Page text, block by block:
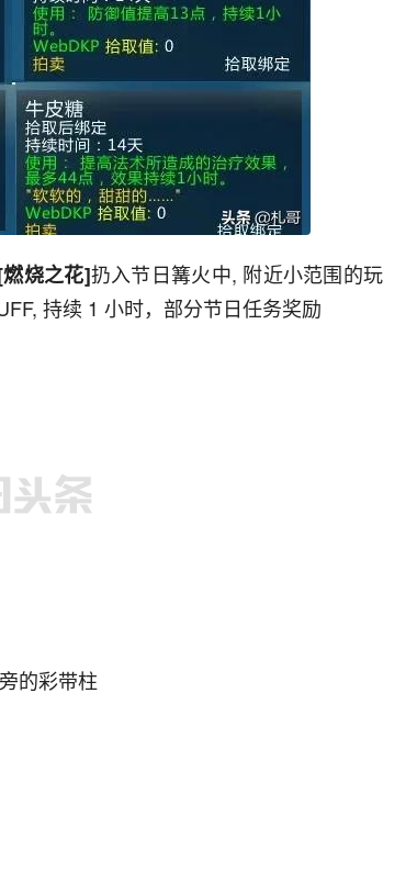
烧之花]扔入节日篝火中, 附近小范围的玩
持续 1 小时，部分节日任务奖励
的彩带柱